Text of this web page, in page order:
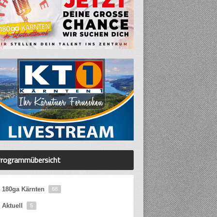
180ga Kärnten 68
Aktuell 5